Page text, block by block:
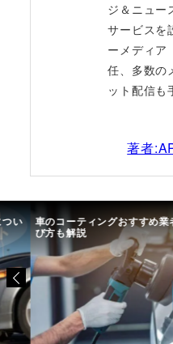
ジ＆ニュー
サービスを
ーメディア
任、多数の
ット配信も
著者
い 車のコーティングおすすめ
び方も解説